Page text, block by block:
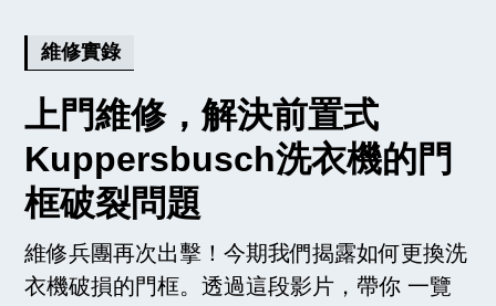
維修實錄
上門維修，解決前置式
Kuppersbusch洗衣機的門
框破裂問題
維修兵團再次出擊！今期我們揭露如何更換洗
衣機破損的門框。透過這段影片，帶你 一覽